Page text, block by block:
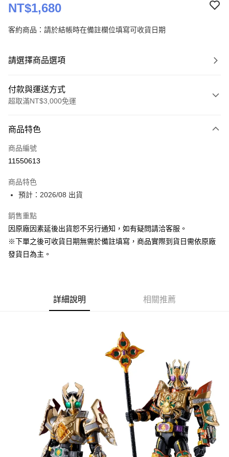
NT$1,680
客約商品：請於結帳時在備註欄位填寫可收貨日期
請選擇商品選項
付款與運送方式
超取滿NT$3,000免運
信用卡一次付款
超商取貨付款
ATM付款
運送方式
預購-全家取貨付款(舊)
預購-7-11取貨付款(舊)
每筆NT$90，滿NT$3,000(含以上)免運費
每筆NT$90，滿NT$3,000(含以上)免運費
每筆NT$120，滿NT$3,000(含以上)免運費
預購-宅配(離島)(舊)
每筆NT$160，滿NT$3,000(含以上)免運費
東海門市自取，需自備購物袋取貨唷。
商品特色
商品編號
11550613
商品特色
預計：2026/08 出貨
銷售重點
因原廠因素延後出貨恕不另行通知，如有疑問請洽客服。
※下單之後可收貨日期無需於備註填寫，商品實際到貨日需依原廠
發貨日為主。
詳細說明 相關推薦